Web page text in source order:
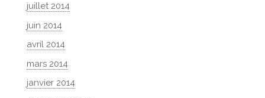
juillet 2014
juin 2014
avril 2014
mars 2014
janvier 2014